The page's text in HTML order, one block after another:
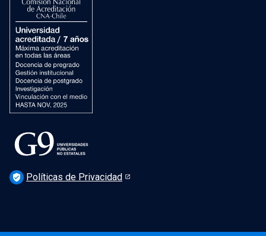
Dirección de Salud Mental, Comunidad y Bienestar
verified_user Políticas de Privacidad